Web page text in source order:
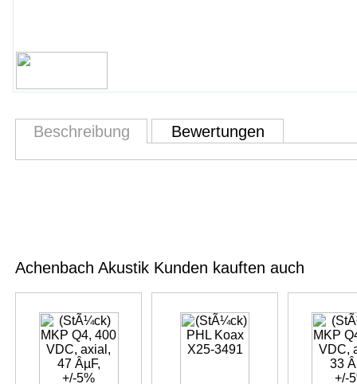
Beschreibung Bewertungen
Achenbach Akustik Kunden kauften auch